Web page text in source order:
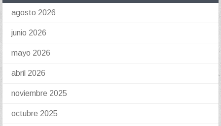
agosto 2026
junio 2026
mayo 2026
abril 2026
noviembre 2025
octubre 2025